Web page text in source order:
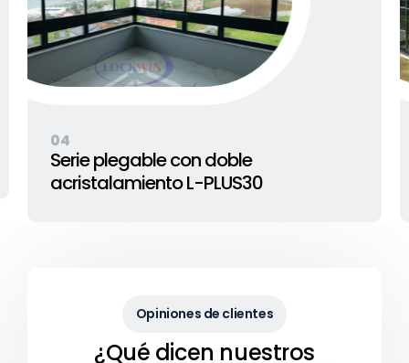
05
Serie plegable con doble
acristalamiento L-PLUS8
Opiniones de clientes
¿Qué dicen nuestros